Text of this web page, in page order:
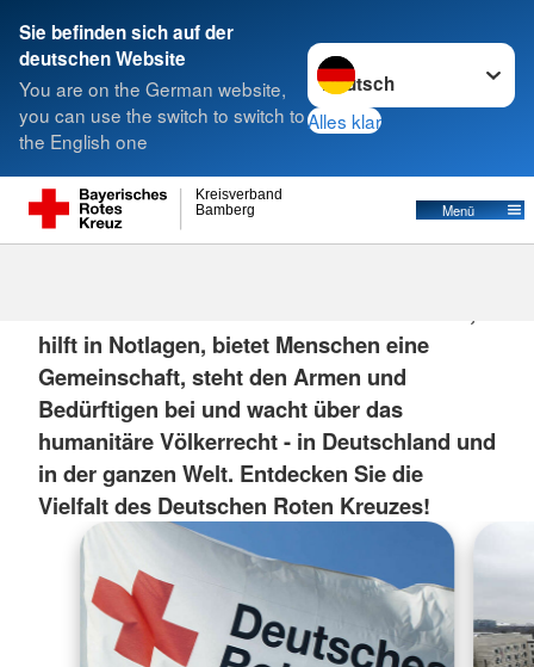
Sie befinden sich auf der
deutschen Website
You are on the German website,
you can use the switch to switch to
the English one
Sprache wechseln zu
Alles klar
Bamberg
Kreisverband
Menü
Suche
hilft in Notlagen, bietet Menschen eine
Gemeinschaft, steht den Armen und
Bedürftigen bei und wacht über das
humanitäre Völkerrecht - in Deutschland und
in der ganzen Welt. Entdecken Sie die
Vielfalt des Deutschen Roten Kreuzes!